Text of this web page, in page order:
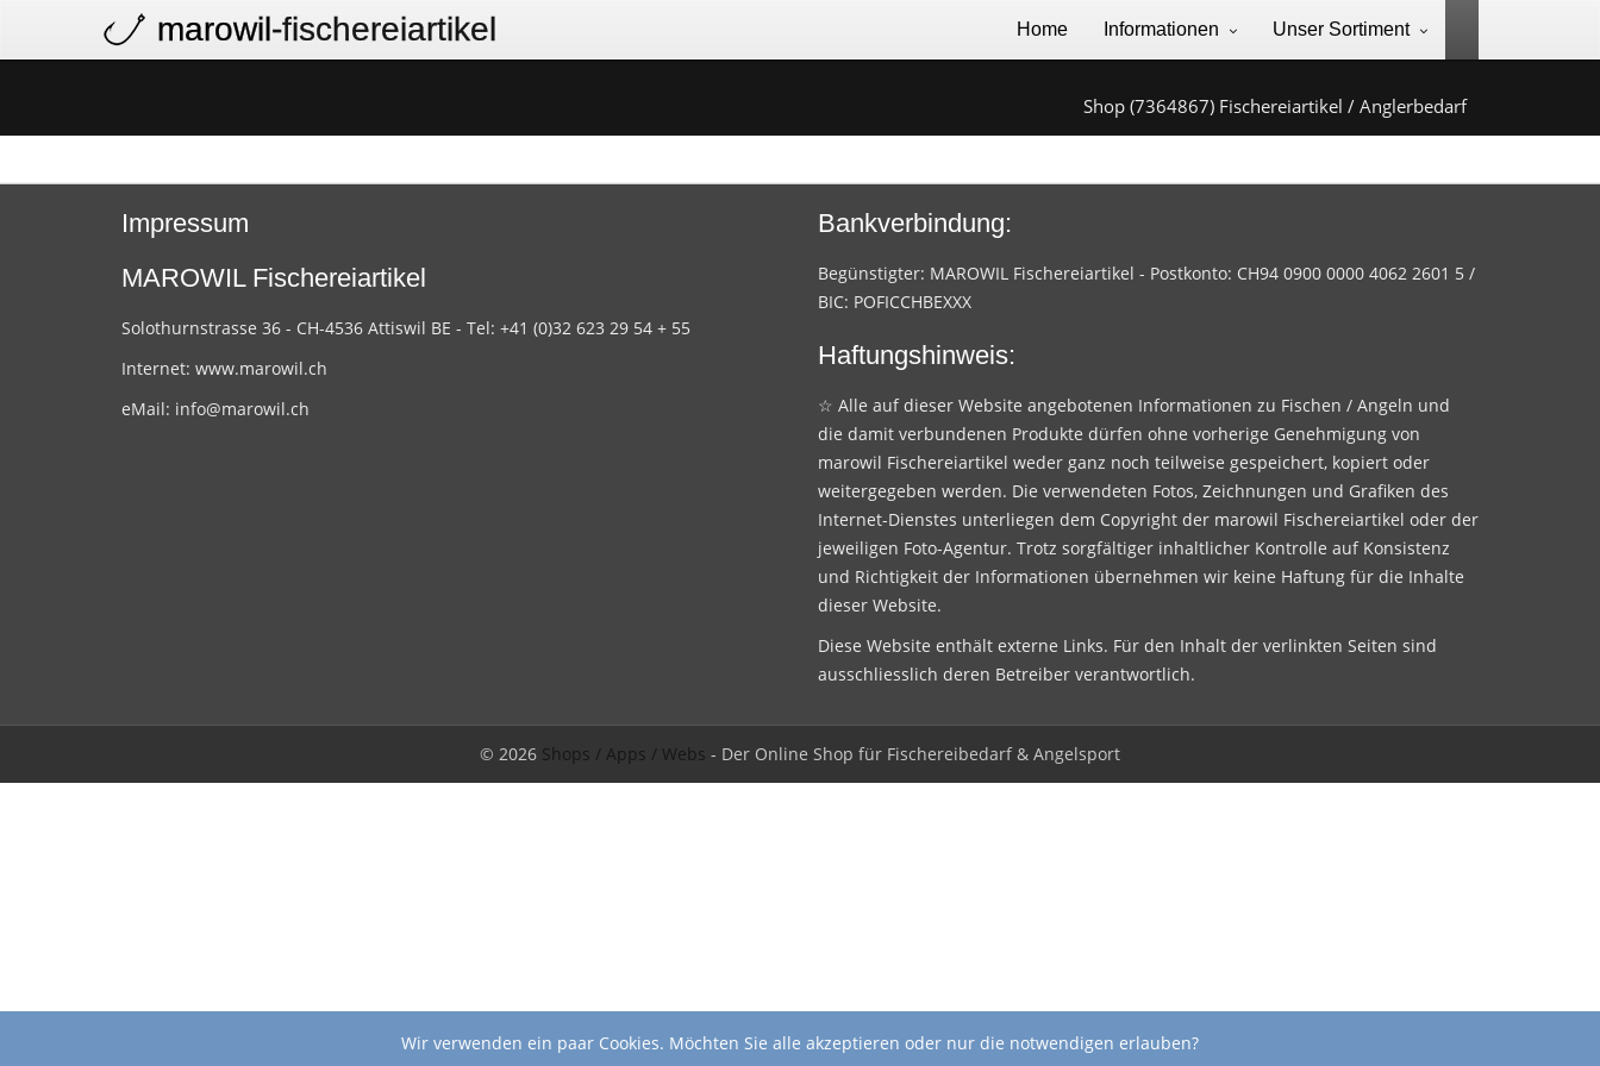
marowil-fischereiartikel Home Informationen Unser Sortiment
Shop (7364867) Fischereiartikel / Anglerbedarf
Impressum
MAROWIL Fischereiartikel
Solothurnstrasse 36 - CH-4536 Attiswil BE - Tel: +41 (0)32 623 29 54 + 55
Internet: www.marowil.ch
eMail: info@marowil.ch
Bankverbindung:
Begünstigter: MAROWIL Fischereiartikel - Postkonto: CH94 0900 0000 4062 2601 5 /
BIC: POFICCHBEXXX
Haftungshinweis:
☆ Alle auf dieser Website angebotenen Informationen zu Fischen / Angeln und
die damit verbundenen Produkte dürfen ohne vorherige Genehmigung von
marowil Fischereiartikel weder ganz noch teilweise gespeichert, kopiert oder
weitergegeben werden. Die verwendeten Fotos, Zeichnungen und Grafiken des
Internet-Dienstes unterliegen dem Copyright der marowil Fischereiartikel oder der
jeweiligen Foto-Agentur. Trotz sorgfältiger inhaltlicher Kontrolle auf Konsistenz
und Richtigkeit der Informationen übernehmen wir keine Haftung für die Inhalte
dieser Website.
Diese Website enthält externe Links. Für den Inhalt der verlinkten Seiten sind
ausschliesslich deren Betreiber verantwortlich.
© 2026 Shops / Apps / Webs - Der Online Shop für Fischereibedarf & Angelsport
Wir verwenden ein paar Cookies. Möchten Sie alle akzeptieren oder nur die notwendigen erlauben?